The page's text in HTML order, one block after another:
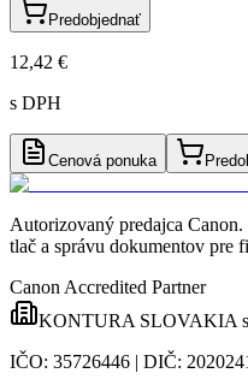
Predobjednať
12,42 €
s DPH
Cenová ponuka
Autorizovaný predajca Canon.
tlač a správu dokumentov pre
Canon Accredited Partner
KONTURA SLOVAKIA
IČO: 35726446 | DIČ: